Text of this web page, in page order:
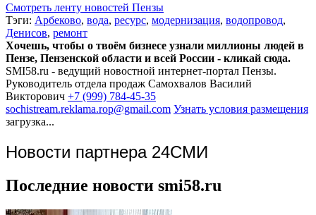
Смотреть ленту новостей Пензы
Тэги: Арбеково, вода, ресурс, модернизация, водопровод,
Денисов, ремонт
Хочешь, чтобы о твоём бизнесе узнали миллионы людей в
Пензе, Пензенской области и всей России - кликай сюда.
SMI58.ru - ведущий новостной интернет-портал Пензы.
Руководитель отдела продаж Самохвалов Василий
Викторович +7 (999) 784-45-35
sochistream.reklama.rop@gmail.com Узнать условия размещения
загрузка...
Новости партнера 24СМИ
Последние новости smi58.ru